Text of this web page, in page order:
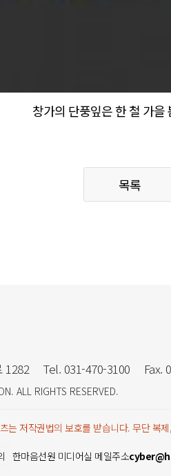
창가의 단풍잎은 한 철 가
목록
1282 Tel. 031-470-3100 Fax.
. ALL RIGHTS RESERVED.
는 저작권법의 보호를 받습니다. 무단 복
한마음선원 미디어실 메일주소